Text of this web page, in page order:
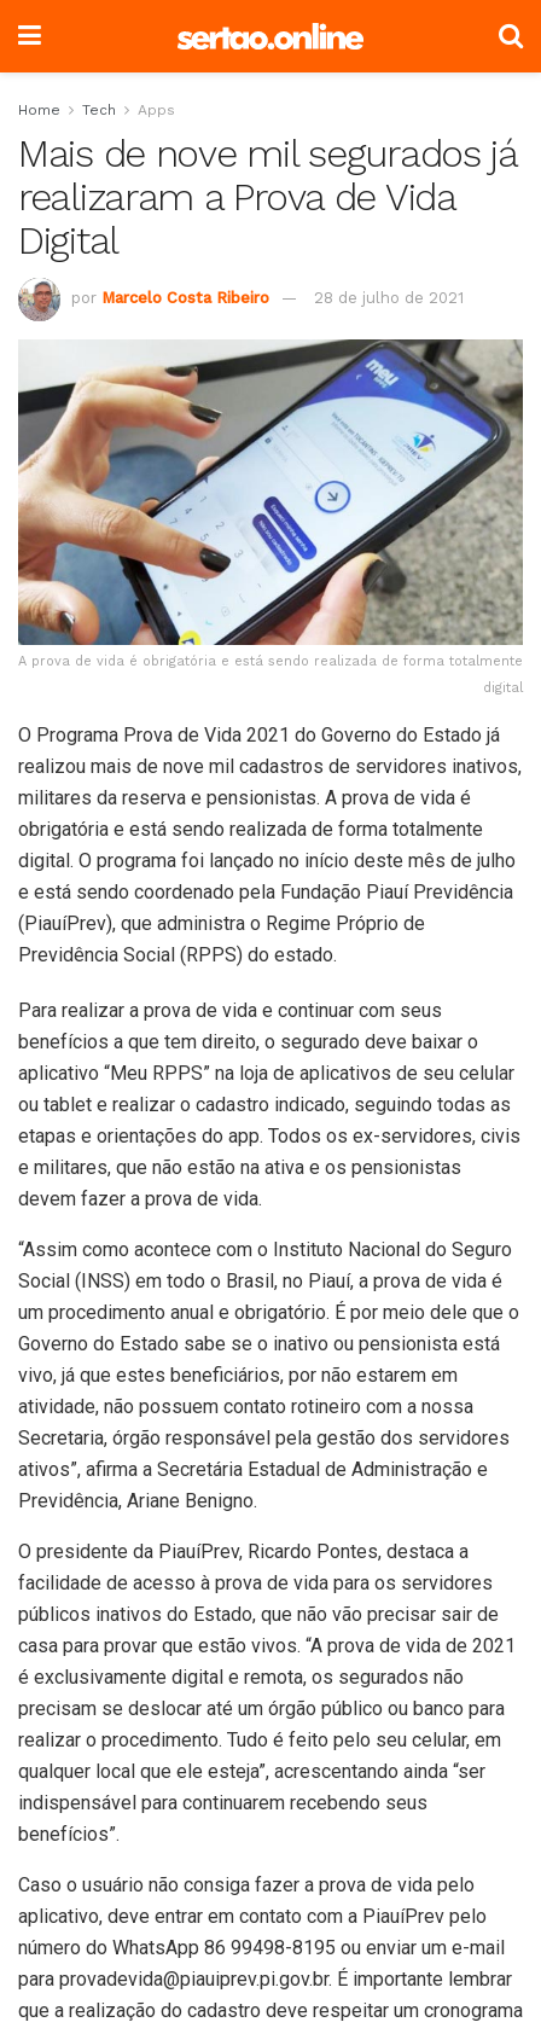
Home Tech Apps
Mais de nove mil segurados já
realizaram a Prova de Vida
Digital
por Marcelo Costa Ribeiro 28 de julho de 2021
A prova de vida é obrigatória e está sendo realizada de forma totalmente
digital
O Programa Prova de Vida 2021 do Governo do Estado já
realizou mais de nove mil cadastros de servidores inativos,
militares da reserva e pensionistas. A prova de vida é
obrigatória e está sendo realizada de forma totalmente
digital. O programa foi lançado no início deste mês de julho
e está sendo coordenado pela Fundação Piauí Previdência
(PiauíPrev), que administra o Regime Próprio de
Previdência Social (RPPS) do estado.
Para realizar a prova de vida e continuar com seus
benefícios a que tem direito, o segurado deve baixar o
aplicativo “Meu RPPS” na loja de aplicativos de seu celular
ou tablet e realizar o cadastro indicado, seguindo todas as
etapas e orientações do app. Todos os ex-servidores, civis
e militares, que não estão na ativa e os pensionistas
devem fazer a prova de vida.
“Assim como acontece com o Instituto Nacional do Seguro
Social (INSS) em todo o Brasil, no Piauí, a prova de vida é
um procedimento anual e obrigatório. É por meio dele que o
Governo do Estado sabe se o inativo ou pensionista está
vivo, já que estes beneficiários, por não estarem em
atividade, não possuem contato rotineiro com a nossa
Secretaria, órgão responsável pela gestão dos servidores
ativos”, afirma a Secretária Estadual de Administração e
Previdência, Ariane Benigno.
O presidente da PiauíPrev, Ricardo Pontes, destaca a
facilidade de acesso à prova de vida para os servidores
públicos inativos do Estado, que não vão precisar sair de
casa para provar que estão vivos. “A prova de vida de 2021
é exclusivamente digital e remota, os segurados não
precisam se deslocar até um órgão público ou banco para
realizar o procedimento. Tudo é feito pelo seu celular, em
qualquer local que ele esteja”, acrescentando ainda “ser
indispensável para continuarem recebendo seus
benefícios”.
Caso o usuário não consiga fazer a prova de vida pelo
aplicativo, deve entrar em contato com a PiauíPrev pelo
número do WhatsApp 86 99498-8195 ou enviar um e-mail
para provadevida@piauiprev.pi.gov.br. É importante lembrar
que a realização do cadastro deve respeitar um cronograma